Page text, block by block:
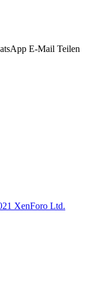
E-Mail Teilen
XenForo Ltd.